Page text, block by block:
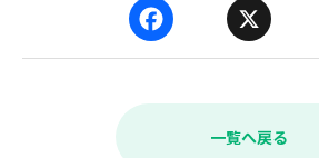
a
e
一覧へ戻る